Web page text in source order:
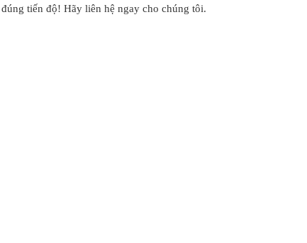
tiến độ! Hãy liên hệ ngay cho chúng tôi.